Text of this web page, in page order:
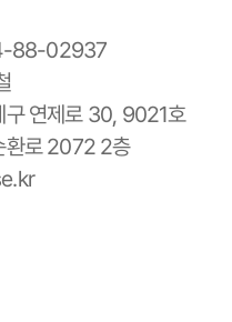
88-02937
구 연제로 30, 9021호
환로 2072 2층